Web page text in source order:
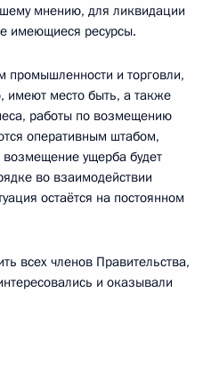
мнению, для ликвидации
имеющиеся ресурсы.
промышленности и торговли,
имеют место быть, а также
работы по возмещению
оперативным штабом,
возмещение ущерба будет
во взаимодействии
остаётся на постоянном
всех членов Правительства,
и оказывали